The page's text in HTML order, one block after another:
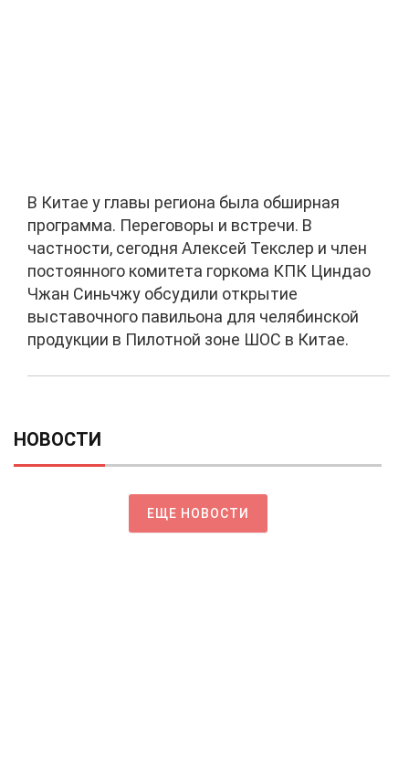
В Китае у главы региона была обширная
программа. Переговоры и встречи. В
частности, сегодня Алексей Текслер и член
постоянного комитета горкома КПК Циндао
Чжан Синьчжу обсудили открытие
выставочного павильона для челябинской
продукции в Пилотной зоне ШОС в Китае.
НОВОСТИ
ЕЩЕ НОВОСТИ